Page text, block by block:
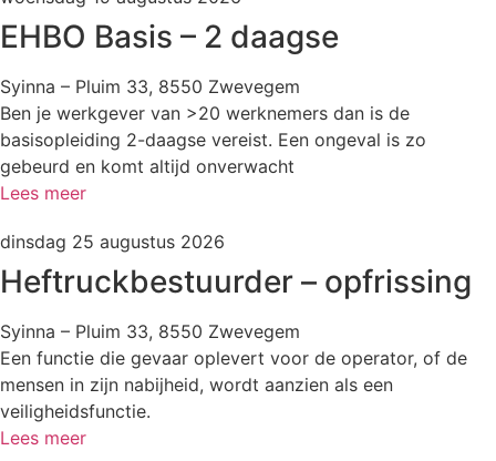
EHBO Basis – 2 daagse
Syinna – Pluim 33, 8550 Zwevegem
Ben je werkgever van >20 werknemers dan is de
basisopleiding 2-daagse vereist. Een ongeval is zo
gebeurd en komt altijd onverwacht
Lees meer
dinsdag 25 augustus 2026
Heftruckbestuurder – opfrissing
Syinna – Pluim 33, 8550 Zwevegem
Een functie die gevaar oplevert voor de operator, of de
mensen in zijn nabijheid, wordt aanzien als een
veiligheidsfunctie.
Lees meer